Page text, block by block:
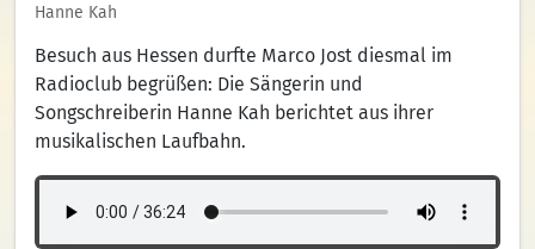
Hanne Kah
Besuch aus Hessen durfte Marco Jost diesmal im
Radioclub begrüßen: Die Sängerin und
Songschreiberin Hanne Kah berichtet aus ihrer
musikalischen Laufbahn.